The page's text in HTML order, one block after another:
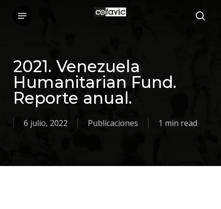
content
2021. Venezuela
Humanitarian Fund.
Reporte anual.
6 julio, 2022 Publicaciones 1 min read